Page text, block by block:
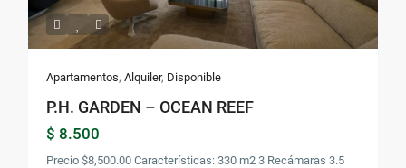
Apartamentos,Alquiler, Disponible
P.H. GARDEN – OCEAN REEF
$ 8.500
Precio $8,500.00 Características: 330 m2 3 Recámaras 3.5